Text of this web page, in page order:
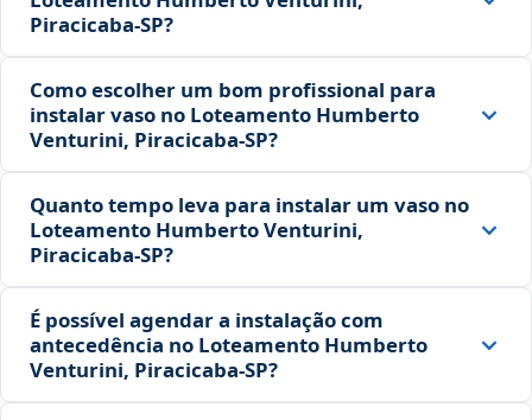
Piracicaba‑SP?
Como escolher um bom profissional para
instalar vaso no Loteamento Humberto
Venturini, Piracicaba‑SP?
Quanto tempo leva para instalar um vaso no
Loteamento Humberto Venturini,
Piracicaba‑SP?
É possível agendar a instalação com
antecedência no Loteamento Humberto
Venturini, Piracicaba‑SP?